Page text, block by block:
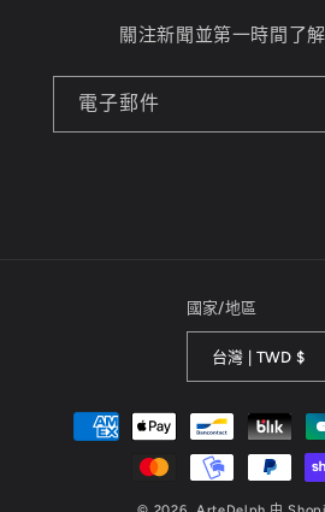
關注新聞並第一時間了
電子郵件
國家/地區
台灣 | TWD $